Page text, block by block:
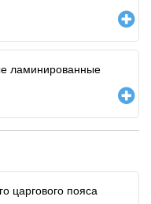
ламинированные
царгового пояса